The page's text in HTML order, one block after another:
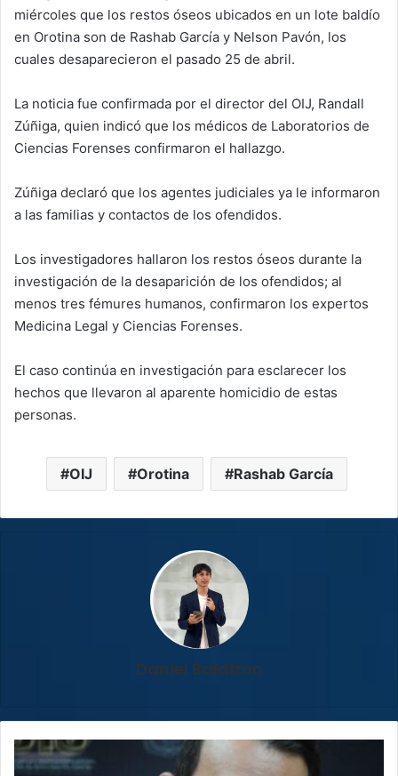
miércoles que los restos óseos ubicados en un lote baldío
en Orotina son de Rashab García y Nelson Pavón, los
cuales desaparecieron el pasado 25 de abril.
La noticia fue confirmada por el director del OIJ, Randall
Zúñiga, quien indicó que los médicos de Laboratorios de
Ciencias Forenses confirmaron el hallazgo.
Zúñiga declaró que los agentes judiciales ya le informaron
a las familias y contactos de los ofendidos.
Los investigadores hallaron los restos óseos durante la
investigación de la desaparición de los ofendidos; al
menos tres fémures humanos, confirmaron los expertos
Medicina Legal y Ciencias Forenses.
El caso continúa en investigación para esclarecer los
hechos que llevaron al aparente homicidio de estas
personas.
OIJ Orotina Rashab García
Daniel Baldizon
Director
del